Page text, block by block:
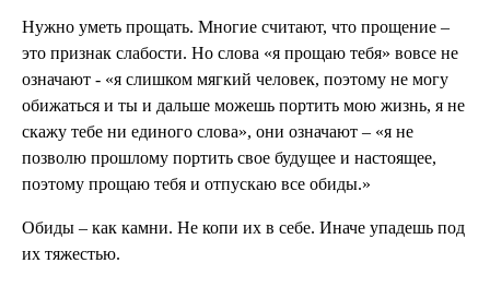
Нужно уметь прощать. Многие считают, что прощение –
это признак слабости. Но слова «я прощаю тебя» вовсе не
означают - «я слишком мягкий человек, поэтому не могу
обижаться и ты и дальше можешь портить мою жизнь, я не
скажу тебе ни единого слова», они означают – «я не
позволю прошлому портить свое будущее и настоящее,
поэтому прощаю тебя и отпускаю все обиды.»
Обиды – как камни. Не копи их в себе. Иначе упадешь под
их тяжестью.